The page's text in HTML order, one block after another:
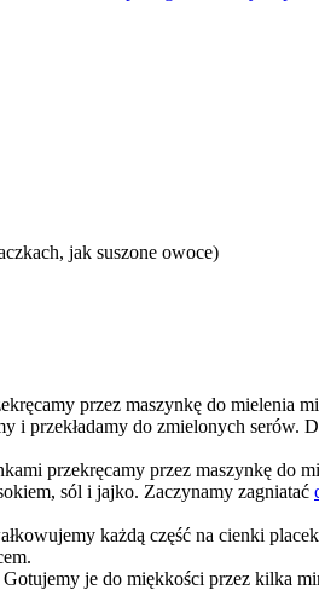
jak suszone owoce)
przez maszynkę do mielenia
i przekładamy do zmielonych serów.
przekręcamy przez maszynkę do
sól i jajko. Zaczynamy zagniatać
każdą część na cienki
je do miękkości przez kilka